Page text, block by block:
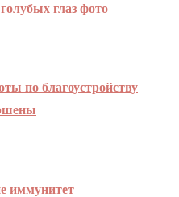
глаз фото
по благоустройству
иммунитет